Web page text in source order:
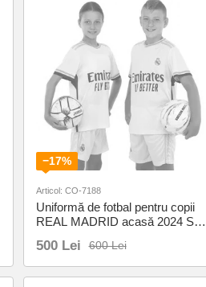
−17%
Articol: CO-7188
Uniformă de fotbal pentru copii
REAL MADRID acasă 2024 SP-
600 Lei
500 Lei